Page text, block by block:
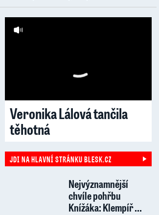
Veronika Lálová tančila
těhotná
JDI NA HLAVNÍ STRÁNKU BLESK.CZ
Nejvýznamnější
chvíle pohřbu
Knížáka: Klempíř ...